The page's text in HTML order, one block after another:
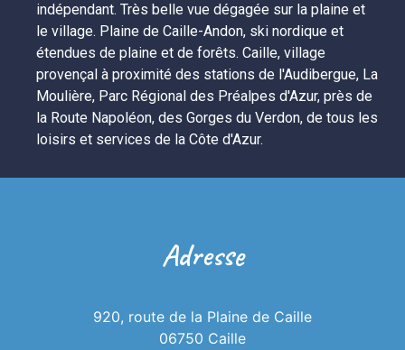
indépendant. Très belle vue dégagée sur la plaine et
le village. Plaine de Caille-Andon, ski nordique et
étendues de plaine et de forêts. Caille, village
provençal à proximité des stations de l'Audibergue, La
Moulière, Parc Régional des Préalpes d'Azur, près de
la Route Napoléon, des Gorges du Verdon, de tous les
loisirs et services de la Côte d'Azur.
Adresse
920, route de la Plaine de Caille
06750 Caille